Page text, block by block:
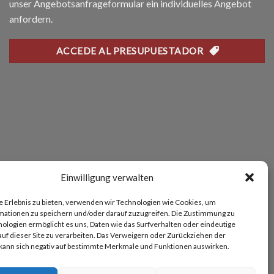
Einwilligung verwalten
Erlebnis zu bieten, verwenden wir Technologien wie Cookies, um
zu speichern und/oder darauf zuzugreifen. Die Zustimmung zu
ermöglicht es uns, Daten wie das Surfverhalten oder eindeutige
dieser Site zu verarbeiten. Das Verweigern oder Zurückziehen der
sich negativ auf bestimmte Merkmale und Funktionen auswirken.
unser Angebotsanfrageformular ein individuelles Angebot
anfordern.
ACCEDE AL PRESUPUESTADOR